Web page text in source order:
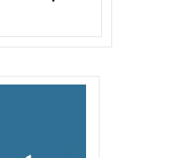
Espinoza